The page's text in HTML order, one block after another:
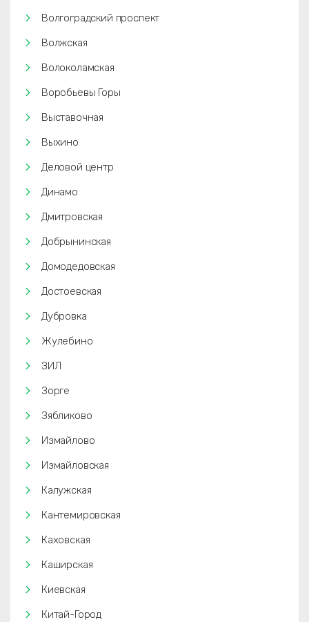
Волгоградский проспект
Волжская
Волоколамская
Воробьевы Горы
Выставочная
Выхино
Деловой центр
Динамо
Дмитровская
Добрынинская
Домодедовская
Достоевская
Дубровка
Жулебино
ЗИЛ
Зорге
Зябликово
Измайлово
Измайловская
Калужская
Кантемировская
Каховская
Каширская
Киевская
Китай-Город